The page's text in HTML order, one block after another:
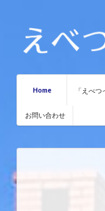
Home 「えべ
お問い合わせ